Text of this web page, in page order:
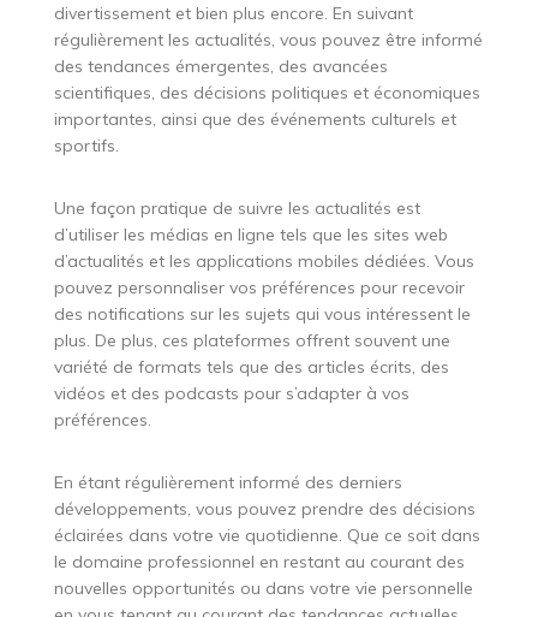
divertissement et bien plus encore. En suivant
régulièrement les actualités, vous pouvez être informé
des tendances émergentes, des avancées
scientifiques, des décisions politiques et économiques
importantes, ainsi que des événements culturels et
sportifs.
Une façon pratique de suivre les actualités est
d’utiliser les médias en ligne tels que les sites web
d’actualités et les applications mobiles dédiées. Vous
pouvez personnaliser vos préférences pour recevoir
des notifications sur les sujets qui vous intéressent le
plus. De plus, ces plateformes offrent souvent une
variété de formats tels que des articles écrits, des
vidéos et des podcasts pour s’adapter à vos
préférences.
En étant régulièrement informé des derniers
développements, vous pouvez prendre des décisions
éclairées dans votre vie quotidienne. Que ce soit dans
le domaine professionnel en restant au courant des
nouvelles opportunités ou dans votre vie personnelle